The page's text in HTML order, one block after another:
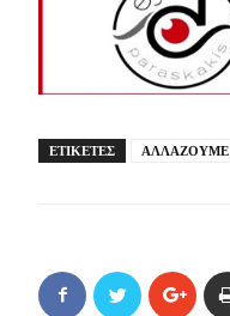
ΕΤΙΚΕΤΕΣ ΑΛΛΑΖΟΥΜΕ